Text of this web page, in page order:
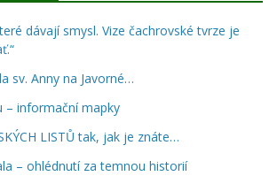
dávají smysl. Vize čachrovské tvrze je
sv. Anny na Javorné…
– informační mapky
LISTŮ tak, jak je znáte…
– ohlédnutí za temnou historií